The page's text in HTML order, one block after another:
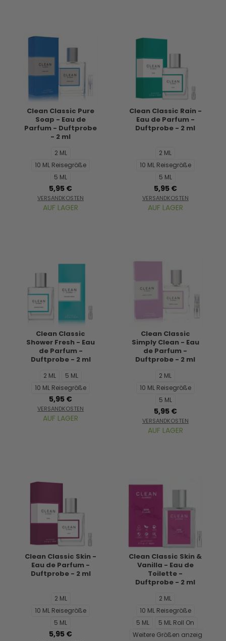
Clean Classic Pure
Soap - Eau de
Parfum - Duftprobe
- 2 ml
2 ML
10 ML Reisegröße
5 ML
5,95 €
VERSANDKOSTEN
AUF LAGER
Clean Classic Rain -
Eau de Parfum -
Duftprobe - 2 ml
2 ML
10 ML Reisegröße
5 ML
5,95 €
VERSANDKOSTEN
AUF LAGER
Clean Classic
Shower Fresh - Eau
de Parfum -
Duftprobe - 2 ml
2 ML
5 ML
10 ML Reisegröße
5,95 €
VERSANDKOSTEN
AUF LAGER
Clean Classic
Simply Clean - Eau
de Parfum -
Duftprobe - 2 ml
2 ML
10 ML Reisegröße
5 ML
5,95 €
VERSANDKOSTEN
AUF LAGER
Clean Classic Skin -
Eau de Parfum -
Duftprobe - 2 ml
2 ML
10 ML Reisegröße
5 ML
5,95 €
Clean Classic Skin &
Vanilla - Eau de
Toilette -
Duftprobe - 2 ml
2 ML
10 ML Reisegröße
5 ML
5 ML Roll On
Weitere Größen anzeigen...